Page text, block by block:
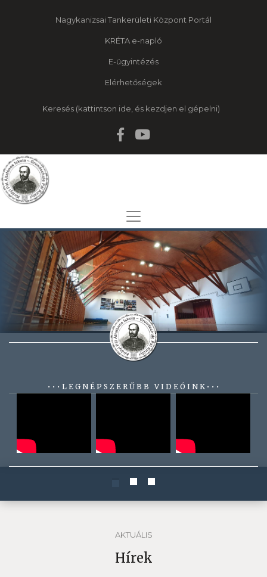
Nagykanizsai Tankerületi Központ Portál
KRÉTA e-napló
E-ügyintézés
Elérhetőségek
Keresés
• • • L E G N É P S Z E R Ű B B V I D E Ó I N K • • •
AKTUÁLIS
Hírek